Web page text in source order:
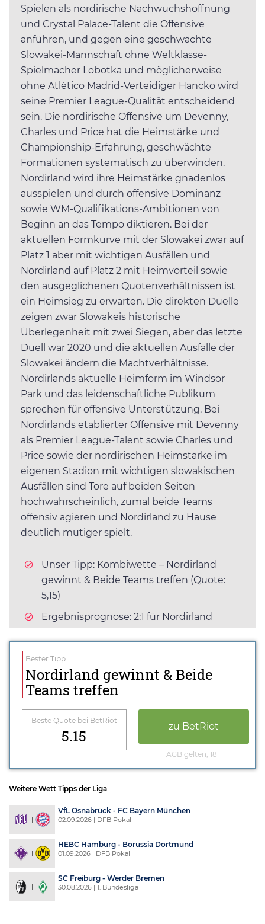
Spielen als nordirische Nachwuchshoffnung
und Crystal Palace-Talent die Offensive
anführen, und gegen eine geschwächte
Slowakei-Mannschaft ohne Weltklasse-
Spielmacher Lobotka und möglicherweise
ohne Atlético Madrid-Verteidiger Hancko wird
seine Premier League-Qualität entscheidend
sein. Die nordirische Offensive um Devenny,
Charles und Price hat die Heimstärke und
Championship-Erfahrung, geschwächte
Formationen systematisch zu überwinden.
Nordirland wird ihre Heimstärke gnadenlos
ausspielen und durch offensive Dominanz
sowie WM-Qualifikations-Ambitionen von
Beginn an das Tempo diktieren. Bei der
aktuellen Formkurve mit der Slowakei zwar auf
Platz 1 aber mit wichtigen Ausfällen und
Nordirland auf Platz 2 mit Heimvorteil sowie
den ausgeglichenen Quotenverhältnissen ist
ein Heimsieg zu erwarten. Die direkten Duelle
zeigen zwar Slowakeis historische
Überlegenheit mit zwei Siegen, aber das letzte
Duell war 2020 und die aktuellen Ausfälle der
Slowakei ändern die Machtverhältnisse.
Nordirlands aktuelle Heimform im Windsor
Park und das leidenschaftliche Publikum
sprechen für offensive Unterstützung. Bei
Nordirlands etablierter Offensive mit Devenny
als Premier League-Talent sowie Charles und
Price sowie der nordirischen Heimstärke im
eigenen Stadion mit wichtigen slowakischen
Ausfällen sind Tore auf beiden Seiten
hochwahrscheinlich, zumal beide Teams
offensiv agieren und Nordirland zu Hause
deutlich mutiger spielt.
Unser Tipp: Kombiwette – Nordirland
gewinnt & Beide Teams treffen (Quote:
5,15)
Ergebnisprognose: 2:1 für Nordirland
Bester Tipp
Nordirland gewinnt & Beide
Teams treffen
Beste Quote bei BetRiot
5.15
zu BetRiot
AGB gelten, 18+
Weitere Wett Tipps der Liga
VfL Osnabrück - FC Bayern München
02.09.2026 | DFB Pokal
HEBC Hamburg - Borussia Dortmund
01.09.2026 | DFB Pokal
SC Freiburg - Werder Bremen
30.08.2026 | 1. Bundesliga